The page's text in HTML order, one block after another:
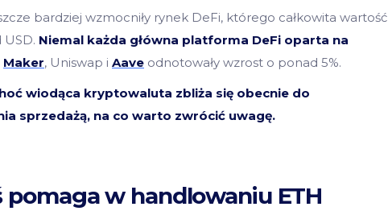
bardziej wzmocniły rynek DeFi, którego całkowita wartość
Niemal każda główna platforma DeFi oparta na
Maker, Uniswap i Aave odnotowały wzrost o ponad 5%.
wiodąca kryptowaluta zbliża się obecnie do
sprzedażą, na co warto zwrócić uwagę.
w handlowaniu ETH